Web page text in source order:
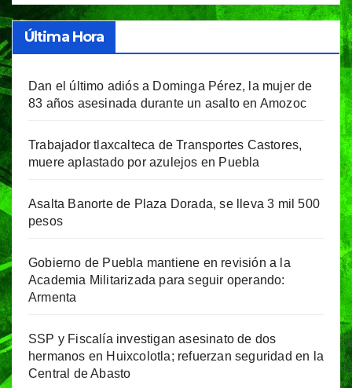
Última Hora
Dan el último adiós a Dominga Pérez, la mujer de
83 años asesinada durante un asalto en Amozoc
Trabajador tlaxcalteca de Transportes Castores,
muere aplastado por azulejos en Puebla
Asalta Banorte de Plaza Dorada, se lleva 3 mil 500
pesos
Gobierno de Puebla mantiene en revisión a la
Academia Militarizada para seguir operando:
Armenta
SSP y Fiscalía investigan asesinato de dos
hermanos en Huixcolotla; refuerzan seguridad en la
Central de Abasto